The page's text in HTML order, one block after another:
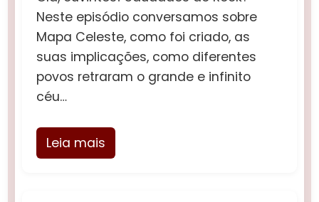
Neste episódio conversamos sobre
Mapa Celeste, como foi criado, as
suas implicações, como diferentes
povos retraram o grande e infinito
céu…
Leia mais